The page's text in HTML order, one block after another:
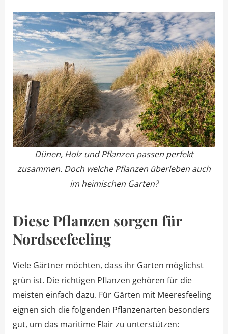
Dünen, Holz und Pflanzen passen perfekt
zusammen. Doch welche Pflanzen überleben auch
im heimischen Garten?
Diese Pflanzen sorgen für
Nordseefeeling
Viele Gärtner möchten, dass ihr Garten möglichst
grün ist. Die richtigen Pflanzen gehören für die
meisten einfach dazu. Für Gärten mit Meeresfeeling
eignen sich die folgenden Pflanzenarten besonders
gut, um das maritime Flair zu unterstützen: